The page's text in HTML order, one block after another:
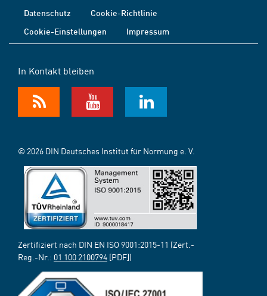
Datenschutz
Cookie-Richtlinie
Cookie-Einstellungen
Impressum
In Kontakt bleiben
© 2026 DIN Deutsches Institut für Normung e. V.
Zertifiziert nach DIN EN ISO 9001:2015-11 (Zert.-
Reg.-Nr.: 01 100 2100794 [PDF])